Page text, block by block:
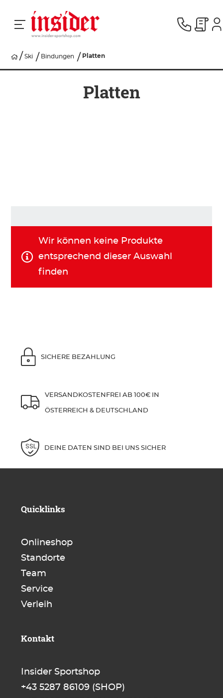
RACING
KINDER
DAS IST INSIDER
Ski Bindungen Platten
Platten
Wir können keine Produkte
entsprechend dieser Auswahl
finden
SICHERE BEZAHLUNG
VERSANDKOSTENFREI AB 100€ IN
ÖSTERREICH & DEUTSCHLAND
DEINE DATEN SIND BEI UNS SICHER
Quicklinks
Onlineshop
Standorte
Team
Service
Verleih
Kontakt
Insider Sportshop
+43 5287 86109 (SHOP)